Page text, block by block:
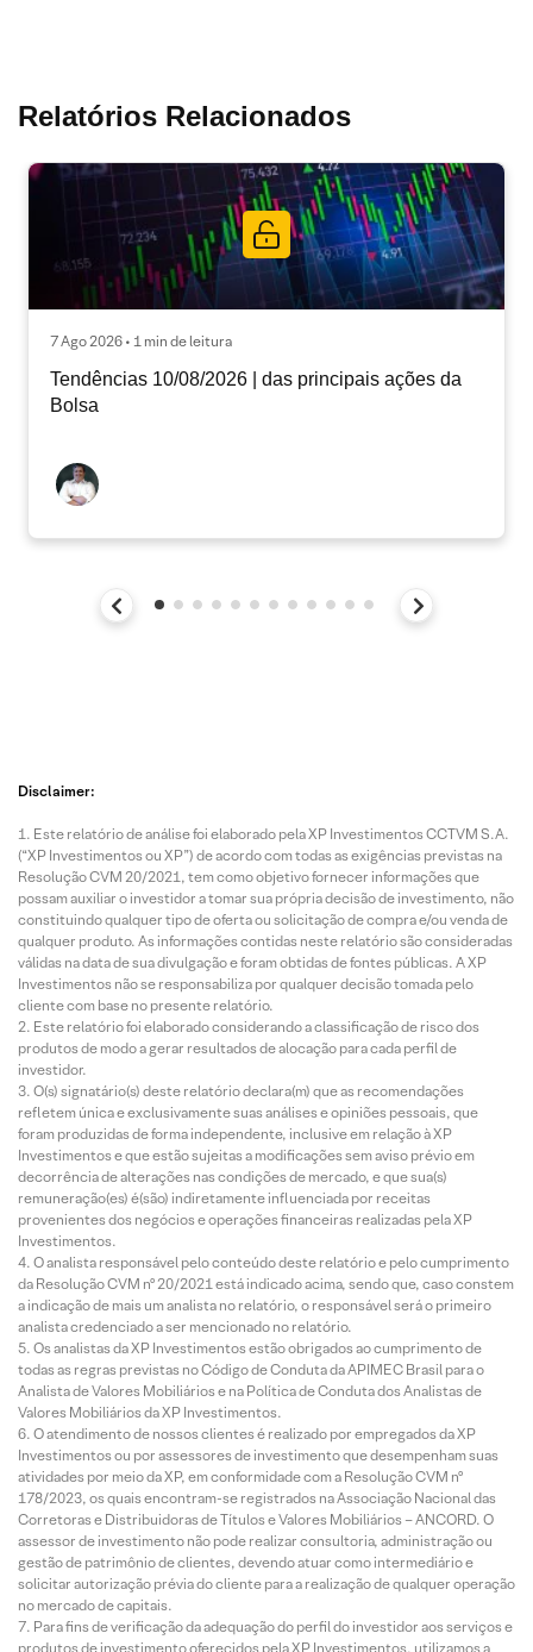
Relatórios Relacionados
7 Ago 2026 • 1 min de leitura
Tendências 10/08/2026 | das principais ações da
Bolsa
Disclaimer:
Este relatório de análise foi elaborado pela XP Investimentos CCTVM S.A.
(“XP Investimentos ou XP”) de acordo com todas as exigências previstas na
Resolução CVM 20/2021, tem como objetivo fornecer informações que
possam auxiliar o investidor a tomar sua própria decisão de investimento, não
constituindo qualquer tipo de oferta ou solicitação de compra e/ou venda de
qualquer produto. As informações contidas neste relatório são consideradas
válidas na data de sua divulgação e foram obtidas de fontes públicas. A XP
Investimentos não se responsabiliza por qualquer decisão tomada pelo
cliente com base no presente relatório.
Este relatório foi elaborado considerando a classificação de risco dos
produtos de modo a gerar resultados de alocação para cada perfil de
investidor.
O(s) signatário(s) deste relatório declara(m) que as recomendações
refletem única e exclusivamente suas análises e opiniões pessoais, que
foram produzidas de forma independente, inclusive em relação à XP
Investimentos e que estão sujeitas a modificações sem aviso prévio em
decorrência de alterações nas condições de mercado, e que sua(s)
remuneração(es) é(são) indiretamente influenciada por receitas
provenientes dos negócios e operações financeiras realizadas pela XP
Investimentos.
O analista responsável pelo conteúdo deste relatório e pelo cumprimento
da Resolução CVM nº 20/2021 está indicado acima, sendo que, caso constem
a indicação de mais um analista no relatório, o responsável será o primeiro
analista credenciado a ser mencionado no relatório.
Os analistas da XP Investimentos estão obrigados ao cumprimento de
todas as regras previstas no Código de Conduta da APIMEC Brasil para o
Analista de Valores Mobiliários e na Política de Conduta dos Analistas de
Valores Mobiliários da XP Investimentos.
O atendimento de nossos clientes é realizado por empregados da XP
Investimentos ou por assessores de investimento que desempenham suas
atividades por meio da XP, em conformidade com a Resolução CVM nº
178/2023, os quais encontram-se registrados na Associação Nacional das
Corretoras e Distribuidoras de Títulos e Valores Mobiliários – ANCORD. O
assessor de investimento não pode realizar consultoria, administração ou
gestão de patrimônio de clientes, devendo atuar como intermediário e
solicitar autorização prévia do cliente para a realização de qualquer operação
no mercado de capitais.
Para fins de verificação da adequação do perfil do investidor aos serviços e
produtos de investimento oferecidos pela XP Investimentos, utilizamos a